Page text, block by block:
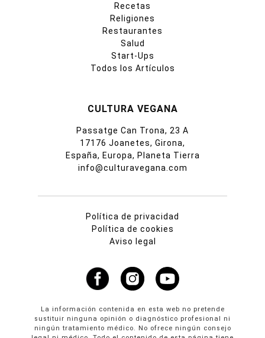
Recetas
Religiones
Restaurantes
Salud
Start-Ups
Todos los Artículos
CULTURA VEGANA
Passatge Can Trona, 23 A
17176 Joanetes, Girona,
España, Europa, Planeta Tierra
info@culturavegana.com
Política de privacidad
Política de cookies
Aviso legal
La información contenida en esta web no pretende
sustituir ninguna opinión o diagnóstico profesional ni
ningún tratamiento médico. No ofrece ningún consejo